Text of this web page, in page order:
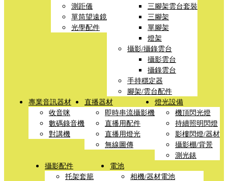
測距儀
單筒望遠鏡
光學配件
三腳架雲台套裝
三腳架
單腳架
燈架
攝影/攝錄雲台
攝影雲台
攝錄雲台
手持穩定器
腳架/雲台配件
專業音訊器材
收音咪
數碼錄音機
對講機
直播器材
即時串流攝影機
直播用配件
直播用燈光
無線圖傳
燈光設備
機頂閃光燈
持續照明閃燈
影樓閃燈/器材
攝影棚/背景
測光錶
攝影配件
托架套籠
電池
相機/器材電池